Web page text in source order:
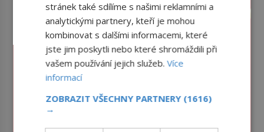
stránek také sdílíme s našimi reklamními a
analytickými partnery, kteří je mohou
kombinovat s dalšími informacemi, které
jste jim poskytli nebo které shromáždili při
vašem používání jejich služeb.Více
informací
ZOBRAZIT VŠECHNY PARTNERY (1616)
→